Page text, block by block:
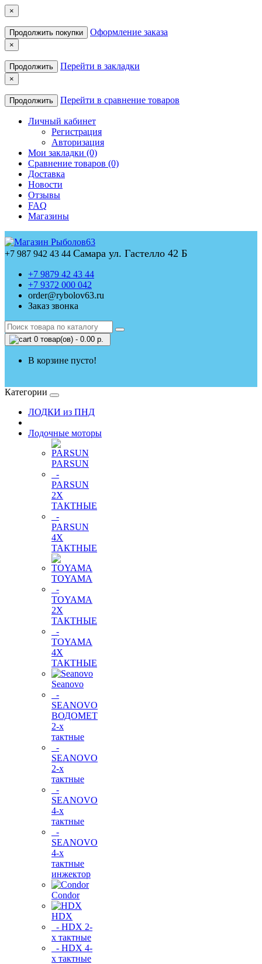
×
Продолжить покупки Оформление заказа
×
Продолжить Перейти в закладки
×
Продолжить Перейти в сравнение товаров
Личный кабинет
Регистрация
Авторизация
Мои закладки (0)
Сравнение товаров (0)
Доставка
Новости
Отзывы
FAQ
Магазины
+7 987 942 43 44 Самара ул. Гастелло 42 Б
+7 9879 42 43 44
+7 9372 000 042
order@rybolov63.ru
Заказ звонка
0 товар(ов) - 0.00 р.
В корзине пусто!
Категории
ЛОДКИ из ПНД
Лодочные моторы
PARSUN
-
PARSUN
2Х
ТАКТНЫЕ
-
PARSUN
4Х
ТАКТНЫЕ
TOYAMA
-
TOYAMA
2Х
ТАКТНЫЕ
-
TOYAMA
4Х
ТАКТНЫЕ
Seanovo
-
SEANOVO
ВОДОМЕТ
2-х
тактные
-
SEANOVO
2-х
тактные
-
SEANOVO
4-х
тактные
-
SEANOVO
4-х
тактные
инжектор
Condor
HDX
- HDX 2-
х тактные
- HDX 4-
х тактные